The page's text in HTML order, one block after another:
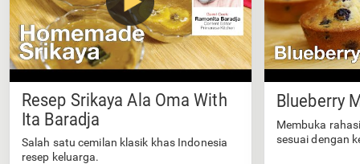
Resep Srikaya Ala Oma With
Ita Baradja
Salah satu cemilan klasik khas Indonesia
resep keluarga.
Blueberry
Membuka
sesuai dengan